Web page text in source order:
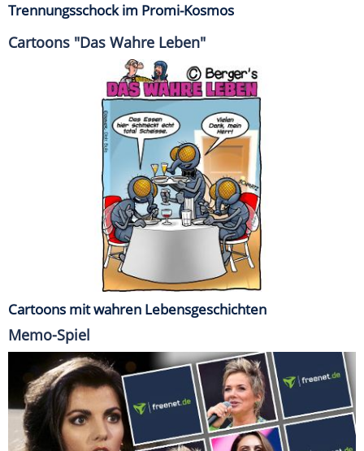
Trennungsschock im Promi-Kosmos
Cartoons "Das Wahre Leben"
Cartoons mit wahren Lebensgeschichten
Memo-Spiel